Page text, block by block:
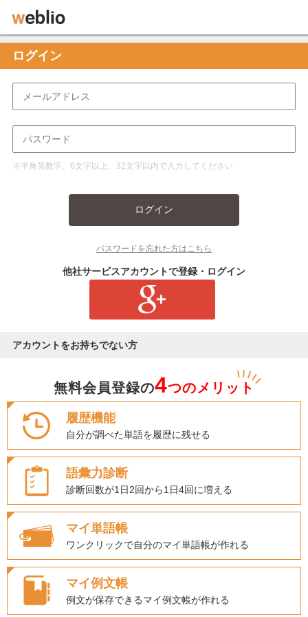
ログイン
※半角英数字、6文字以上、32文字以内で入力してください
ログイン
パスワードを忘れた方はこちら
他社サービスアカウントで登録・ログイン
アカウントをお持ちでない方
無料会員登録の4つのメリット
履歴機能
自分が調べた単語を履歴に残せる
語彙力診断
診断回数が1日2回から1日4回に増える
マイ単語帳
ワンクリックで自分のマイ単語帳が作れる
マイ例文帳
例文が保存できるマイ例文帳が作れる